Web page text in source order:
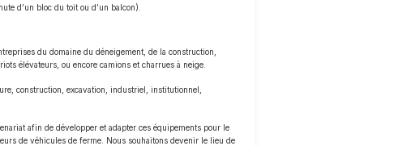
d’un bloc du toit ou d’un balcon).
du domaine du déneigement, de la construction,
élévateurs, ou encore camions et charrues à neige.
construction, excavation, industriel, institutionnel,
afin de développer et adapter ces équipements pour le
de véhicules de ferme. Nous souhaitons devenir le lieu de